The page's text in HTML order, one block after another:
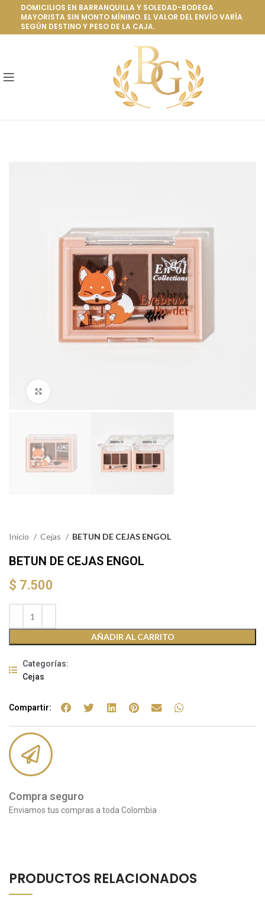
DOMICILIOS EN BARRANQUILLA Y SOLEDAD-BODEGA
MAYORISTA SIN MONTO MÍNIMO. EL VALOR DEL ENVÍO VARÍA
SEGÚN DESTINO Y PESO DE LA CAJA.
Inicio Cejas BETUN DE CEJAS ENGOL
BETUN DE CEJAS ENGOL
$ 7.500
AÑADIR AL CARRITO
Categorías:
Cejas
Compartir:
Compra seguro
Enviamos tus compras a toda Colombia
PRODUCTOS RELACIONADOS